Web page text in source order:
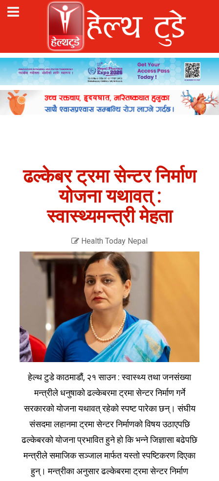
ढल्केबर ट्रमा सेन्टर निर्माण
योजना यथावत् :
स्वास्थ्यमन्त्री मेहता
Health Today Nepal
हेल्थ टुडे काठमाडौं, २१ साउन : स्वास्थ्य तथा जनसंख्या
मन्त्रीले धनुषाको ढल्केबरमा ट्रमा सेन्टर निर्माण गर्ने
सरकारको योजना यथावत् रहेको स्पष्ट पारेका छन्। संघीय
संसदमा लहानमा ट्रमा सेन्टर निर्माणको विषय उठाएपछि
ढल्केबरको योजना प्रभावित हुने हो कि भन्ने जिज्ञासा बढेपछि
मन्त्रीले समाजिक सञ्जाल मार्फत यस्तो स्पष्टिकरण दिएका
हुन्। मन्त्रीका अनुसार ढल्केबरमा ट्रमा सेन्टर निर्माण